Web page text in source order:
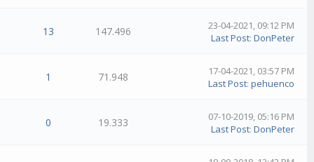
13 147.496
23-04-2021, 09:12 PM
Last Post:DonPeter
1 71.948
17-04-2021, 03:57 PM
Last Post:pehuenco
0 19.333
07-10-2019, 05:16 PM
Last Post:DonPeter